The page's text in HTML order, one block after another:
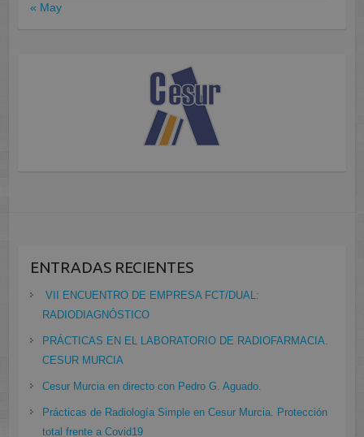
« May
ENTRADAS RECIENTES
VII ENCUENTRO DE EMPRESA FCT/DUAL:
RADIODIAGNÓSTICO
PRÁCTICAS EN EL LABORATORIO DE RADIOFARMACIA.
CESUR MURCIA
Cesur Murcia en directo con Pedro G. Aguado.
Prácticas de Radiología Simple en Cesur Murcia. Protección
total frente a Covid19